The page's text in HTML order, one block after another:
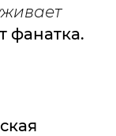
фанатка.